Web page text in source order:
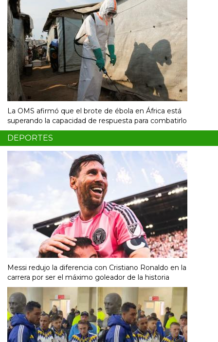
La OMS afirmó que el brote de ébola en África está
superando la capacidad de respuesta para combatirlo
DEPORTES
Messi redujo la diferencia con Cristiano Ronaldo en la
carrera por ser el máximo goleador de la historia